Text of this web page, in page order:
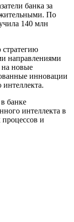
банка за
По
140 млн
направлениями
на новые
инновации
банке
интеллекта в
и